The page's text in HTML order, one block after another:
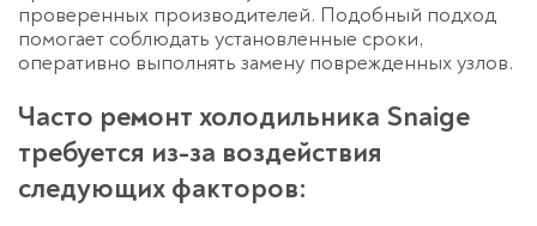
проверенных производителей. Подобный подход
помогает соблюдать установленные сроки,
оперативно выполнять замену поврежденных узлов.
Часто ремонт холодильника Snaige
требуется из-за воздействия
следующих факторов: